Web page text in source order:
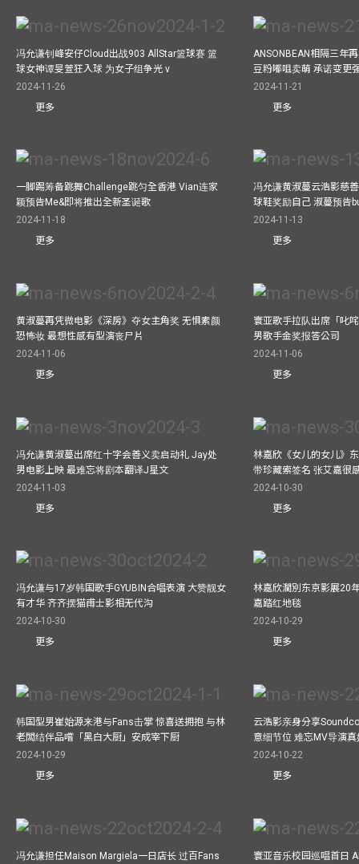
冯允谦钊峰安仔Cloud出战903 AllStar篮球赛 篮
球女神谭旻萱狂入球 为女子组争光 v
2024-11-26
更多
ANSONBEAN相隔三年
豆粉嘟咀卖萌 承诺变更
2024-11-21
更多
一脚踢筹备跳舞Challenge跳匀全香港 Vian连家
颖预告Me&即将推出全新圣诞歌
2024-11-18
更多
冯允谦黄淑蔓云浩影慈
球鞋奖励自己 淑蔓预告
2024-11-13
更多
黄淑蔓再凭微电影《深房》夺女主角奖 无惧素颜
恐怖妆 最想性感有型演丧尸片
2024-11-06
更多
寰亚歌手拉队出席「叱
男歌手金奖报答公司
2024-11-06
更多
冯允谦黄淑蔓出席红十字会善义卖启动礼 Jay处
男电影上映 最难忘将剧本翻译J星文
2024-11-03
更多
林嘉欣《女儿的女儿》
带珍藏索签名 张艾嘉很
2024-10-30
更多
冯允谦与17岁韩国歌手GYUBIN合唱表演 大赞靓女
有才华 齐齐摆猫甫士影相无代沟
2024-10-30
更多
林嘉欣濶別东京影展20
嘉踏红地毯
2024-10-29
更多
韩国型男崔始源来港与Fans击掌 惊喜送拥抱 与林
老闆结伴品嚐「黑白大厨」安成宰下厨
2024-10-29
更多
云浩影亲身分享
意细节位 难忘MV导演
2024-10-22
更多
冯允谦担任Maison Margiela一日店长 过百Fans
寰亚音乐校园巡唱首日